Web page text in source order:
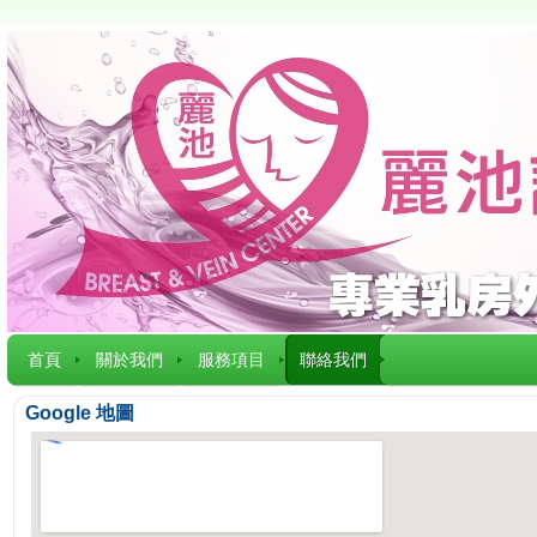
首頁 關於我們 服務項目 聯絡我們
Google 地圖